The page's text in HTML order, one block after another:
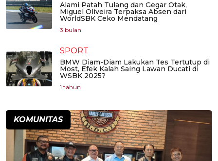
Alami Patah Tulang dan Gegar Otak,
Miguel Oliveira Terpaksa Absen dari
WorldSBK Ceko Mendatang
3 bulan
SPORT
BMW Diam-Diam Lakukan Tes Tertutup di
Most, Efek Kalah Saing Lawan Ducati di
WSBK 2025?
1 tahun
KOMUNITAS